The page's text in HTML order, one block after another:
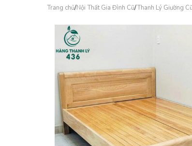
Trang chủ/Nội Thất Gia Đình Cũ/Thanh Lý Giường